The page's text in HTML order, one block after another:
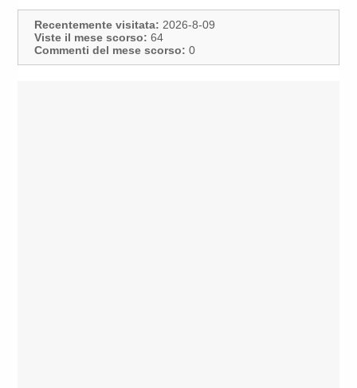
Recentemente visitata: 2026-8-09
Viste il mese scorso: 64
Commenti del mese scorso: 0